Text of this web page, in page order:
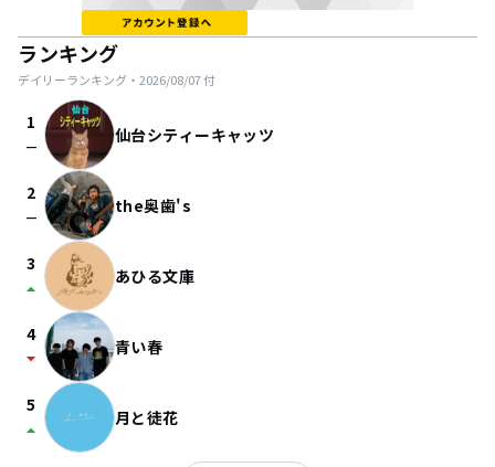
ランキング
デイリーランキング・ 2026/08/07付
1
check_indeterminate_small 仙台シティーキャッツ
2
check_indeterminate_small the奥歯's
3
arrow_drop_up あひる文庫
4
arrow_drop_down 青い春
5
arrow_drop_up 月と徒花